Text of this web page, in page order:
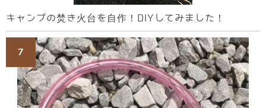
キャンプの焚き火台を自作！DIYしてみました！